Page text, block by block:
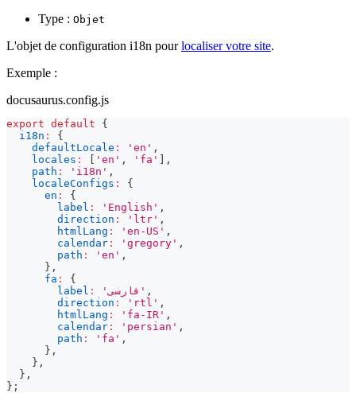
Type : Objet
L'objet de configuration i18n pourlocaliser votre site.
Exemple :
docusaurus.config.js
export default
{
i18n :
{
defaultLocale : 'en' ,
locales : 'en' , 'fa'
,
path : 'i18n' ,
localeConfigs :
{
en :
{
label : 'English' ,
direction : 'ltr' ,
htmlLang : 'en-US' ,
calendar : 'gregory' ,
path : 'en' ,
} ,
fa :
{
label : 'فارسی' ,
direction : 'rtl' ,
htmlLang : 'fa-IR' ,
calendar : 'persian' ,
path : 'fa' ,
} ,
} ,
} ,
} ;